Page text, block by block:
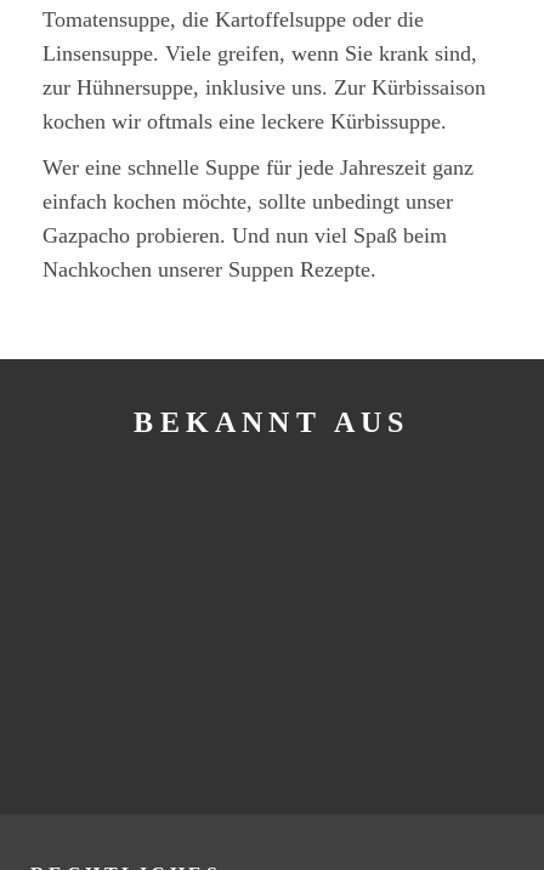
Tomatensuppe, die Kartoffelsuppe oder die
Linsensuppe. Viele greifen, wenn Sie krank sind,
zur Hühnersuppe, inklusive uns. Zur Kürbissaison
kochen wir oftmals eine leckere Kürbissuppe.
Wer eine schnelle Suppe für jede Jahreszeit ganz
einfach kochen möchte, sollte unbedingt unser
Gazpacho probieren. Und nun viel Spaß beim
Nachkochen unserer Suppen Rezepte.
BEKANNT AUS